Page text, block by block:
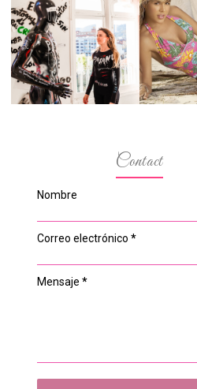
MARGA GONZÁLEZ
Y ELIA FERNÁNDEZ
DIALOGAN EN
ESPACIO DEL
ANONIMATO, LA
CASA ROSA DE
OVIEDO
LA
Contact
Nombre
Correo electrónico *
Mensaje *